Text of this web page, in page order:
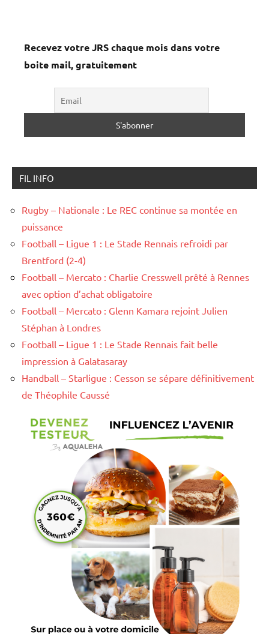
Recevez votre JRS chaque mois dans votre
boite mail, gratuitement
FIL INFO
Rugby – Nationale : Le REC continue sa montée en
puissance
Football – Ligue 1 : Le Stade Rennais refroidi par
Brentford (2-4)
Football – Mercato : Charlie Cresswell prêté à Rennes
avec option d’achat obligatoire
Football – Mercato : Glenn Kamara rejoint Julien
Stéphan à Londres
Football – Ligue 1 : Le Stade Rennais fait belle
impression à Galatasaray
Handball – Starligue : Cesson se sépare définitivement
de Théophile Caussé